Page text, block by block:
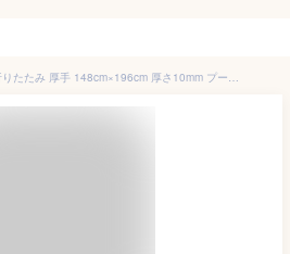
LINECY プールマット 折りたたみ 厚手 148cm×196cm 厚さ10mm プール下マット 長方形 デコボコ軽減 保護 ケガ防止 滑り止め レジャーマット お手入れ簡単 安全 アウトドア 水遊び 収納袋付き